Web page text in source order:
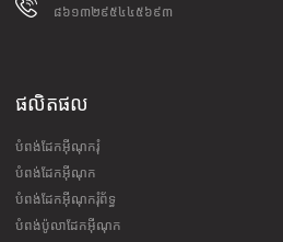
៨៦១៣២៩៥៤៤៥៦៩៣
ផលិតផល
បំពង់ដែកអ៊ីណុករុំ
បំពង់ដែកអ៊ីណុក
បំពង់ដែកអ៊ីណុករុំព័ទ្ធ
បំពង់ប៉ូលាដែកអ៊ីណុក